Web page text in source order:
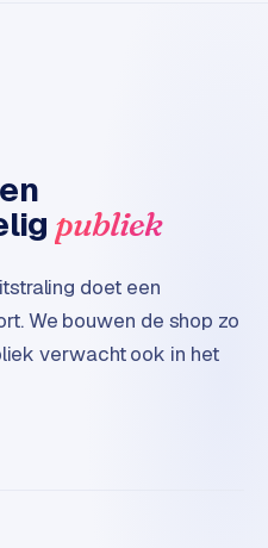
publiek
doet een
We bouwen de shop zo
verwacht ook in het